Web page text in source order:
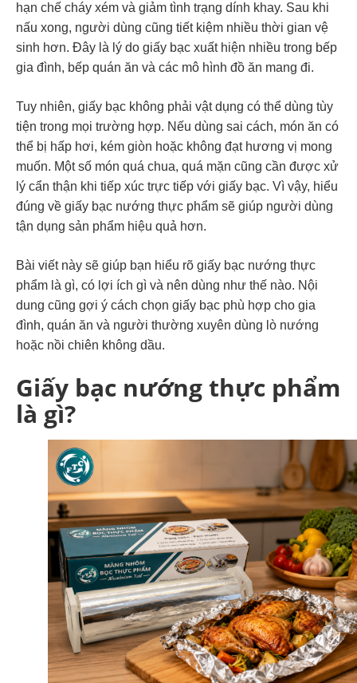
hạn chế cháy xém và giảm tình trạng dính khay. Sau khi
nấu xong, người dùng cũng tiết kiệm nhiều thời gian vệ
sinh hơn. Đây là lý do giấy bạc xuất hiện nhiều trong bếp
gia đình, bếp quán ăn và các mô hình đồ ăn mang đi.
Tuy nhiên, giấy bạc không phải vật dụng có thể dùng tùy
tiện trong mọi trường hợp. Nếu dùng sai cách, món ăn có
thể bị hấp hơi, kém giòn hoặc không đạt hương vị mong
muốn. Một số món quá chua, quá mặn cũng cần được xử
lý cẩn thận khi tiếp xúc trực tiếp với giấy bạc. Vì vậy, hiểu
đúng về giấy bạc nướng thực phẩm sẽ giúp người dùng
tận dụng sản phẩm hiệu quả hơn.
Bài viết này sẽ giúp bạn hiểu rõ giấy bạc nướng thực
phẩm là gì, có lợi ích gì và nên dùng như thế nào. Nội
dung cũng gợi ý cách chọn giấy bạc phù hợp cho gia
đình, quán ăn và người thường xuyên dùng lò nướng
hoặc nồi chiên không dầu.
Giấy bạc nướng thực phẩm
là gì?